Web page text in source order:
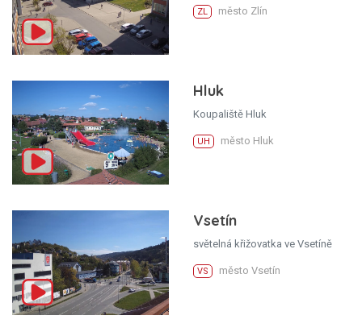
ZL město Zlín
Hluk
Koupaliště Hluk
UH město Hluk
Vsetín
světelná křižovatka ve Vsetíně
VS město Vsetín